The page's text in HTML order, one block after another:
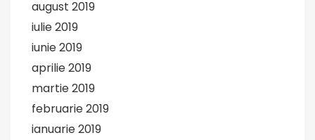
august 2019
iulie 2019
iunie 2019
aprilie 2019
martie 2019
februarie 2019
ianuarie 2019